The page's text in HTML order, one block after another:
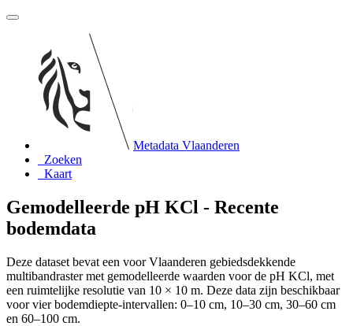
Metadata Vlaanderen
Zoeken
Kaart
Gemodelleerde pH KCl - Recente
bodemdata
Deze dataset bevat een voor Vlaanderen gebiedsdekkende
multibandraster met gemodelleerde waarden voor de pH KCl, met
een ruimtelijke resolutie van 10 × 10 m. Deze data zijn beschikbaar
voor vier bodemdiepte-intervallen: 0–10 cm, 10–30 cm, 30–60 cm
en 60–100 cm.